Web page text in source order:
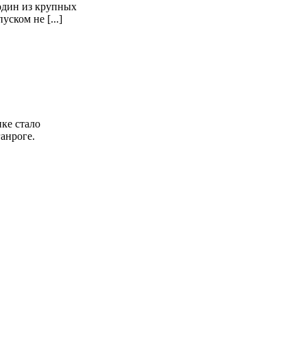
из крупных
не [...]
стало